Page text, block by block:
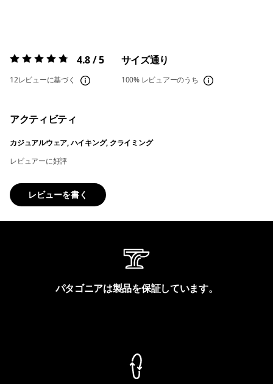
評価:4.8 / 5 4.8 / 5
12レビューに基づく
サイズ通り
100% レビュアーのうち
アクティビティ
カジュアルウェア, ハイキング, クライミング
レビュアーに好評
レビューを書く
パタゴニアは製品を保証しています。